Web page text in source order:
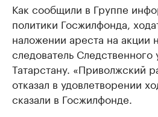
Как сообщили в Группе
политики Госжилфонда,
наложении ареста на акции
следователь
Татарстану. «Приволжский
отказал в удовлетворении
сказали в Госжилфонде.